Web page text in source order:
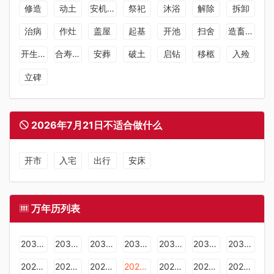
修造 动土 安机械 祭祀 沐浴 解除 拆卸
治病 作灶 盖屋 起基 开池 扫舍 造畜稠
开生坟 合寿木 安葬 破土 启钻 移柩 入殓
立碑
2026年7月21日不适合做什么
开市 入宅 出行 安床
万年历列表
2036年日历表 2035年日历表 2034年日历表 2033年日历表 2032年日历表 2031年日历表 2030年日历表
2029年日历表 2028年日历表 2027年日历表 2026年日历表 2025年日历表 2024年日历表 2023年日历表